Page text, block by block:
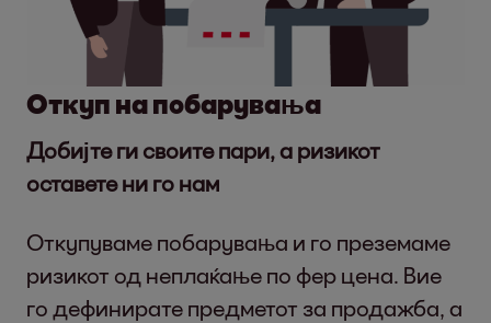
Откуп на побарувања
Добијте ги своите пари, а ризикот
оставете ни го нам
Откупуваме побарувања и го преземаме
ризикот од неплаќање по фер цена. Вие
го дефинирате предметот за продажба, а